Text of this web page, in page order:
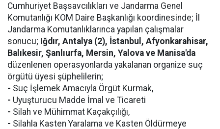
Cumhuriyet Başsavcılıkları ve Jandarma Genel
Komutanlığı KOM Daire Başkanlığı koordinesinde; İl
Jandarma Komutanlıklarınca yapılan çalışmalar
sonucu; Iğdır, Antalya (2), İstanbul, Afyonkarahisar,
Balıkesir, Şanlıurfa, Mersin, Yalova ve Manisa'da
düzenlenen operasyonlarda yakalanan organize suç
örgütü üyesi şüphelilerin;
- Suç İşlemek Amacıyla Örgüt Kurmak,
- Uyuşturucu Madde İmal ve Ticareti
- Silah ve Mühimmat Kaçakçılığı,
- Silahla Kasten Yaralama ve Kasten Öldürmeye